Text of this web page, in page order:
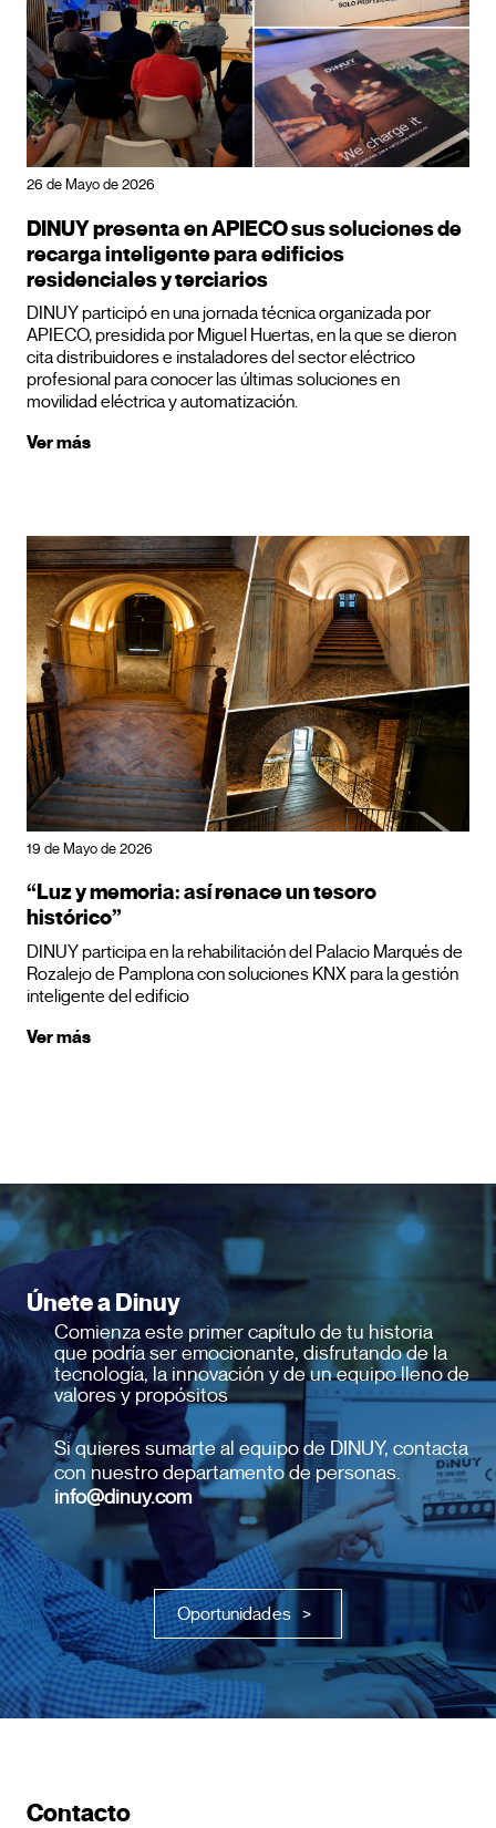
26 de Mayo de 2026
DINUY presenta en APIECO sus soluciones de
recarga inteligente para edificios
residenciales y terciarios
DINUY participó en una jornada técnica organizada por
APIECO, presidida por Miguel Huertas, en la que se dieron
cita distribuidores e instaladores del sector eléctrico
profesional para conocer las últimas soluciones en
movilidad eléctrica y automatización.
Ver más
19 de Mayo de 2026
“Luz y memoria: así renace un tesoro
histórico”
DINUY participa en la rehabilitación del Palacio Marqués de
Rozalejo de Pamplona con soluciones KNX para la gestión
inteligente del edificio
Ver más
Únete a Dinuy
Comienza este primer capítulo de tu historia
que podría ser emocionante, disfrutando de la
tecnología, la innovación y de un equipo lleno de
valores y propósitos
Si quieres sumarte al equipo de DINUY, contacta
con nuestro departamento de personas.
info@dinuy.com
Oportunidades >
Contacto